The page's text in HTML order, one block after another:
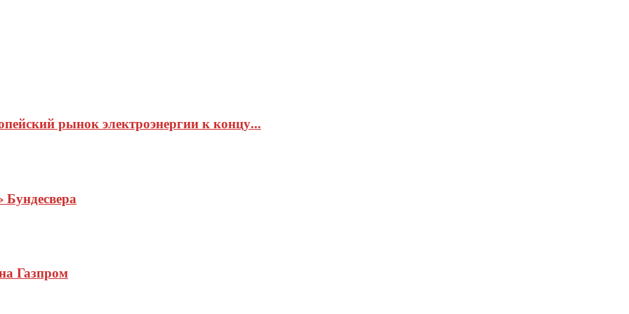
рынок электроэнергии к концу...
Бундесвера
Газпром